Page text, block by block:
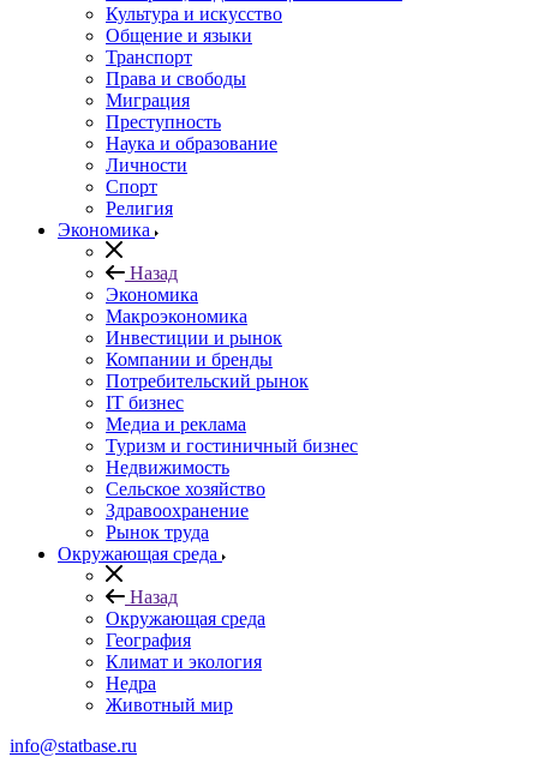
Культура и искусство
Общение и языки
Транспорт
Права и свободы
Миграция
Преступность
Наука и образование
Личности
Спорт
Религия
Экономика
Назад
Экономика
Макроэкономика
Инвестиции и рынок
Компании и бренды
Потребительский рынок
IT бизнес
Медиа и реклама
Туризм и гостиничный бизнес
Недвижимость
Сельское хозяйство
Здравоохранение
Рынок труда
Окружающая среда
Назад
Окружающая среда
География
Климат и экология
Недра
Животный мир
info@statbase.ru